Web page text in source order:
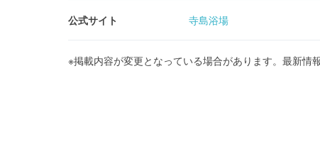
公式サイト 寺島浴場
※掲載内容が変更となっている場合があります。最新情